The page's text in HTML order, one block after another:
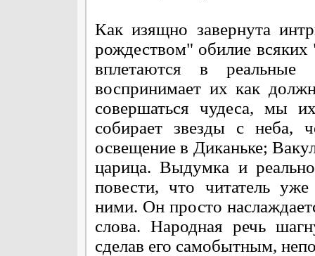
Как изящно завернута
рождеством" обилие
вплетаются в реальные
воспринимает их как
совершаться чудеса, мы
собирает звезды с неба,
освещение в Диканьке;
царица. Выдумка и
повести, что читатель
ними. Он просто
слова. Народная речь
сделав его самобытным,